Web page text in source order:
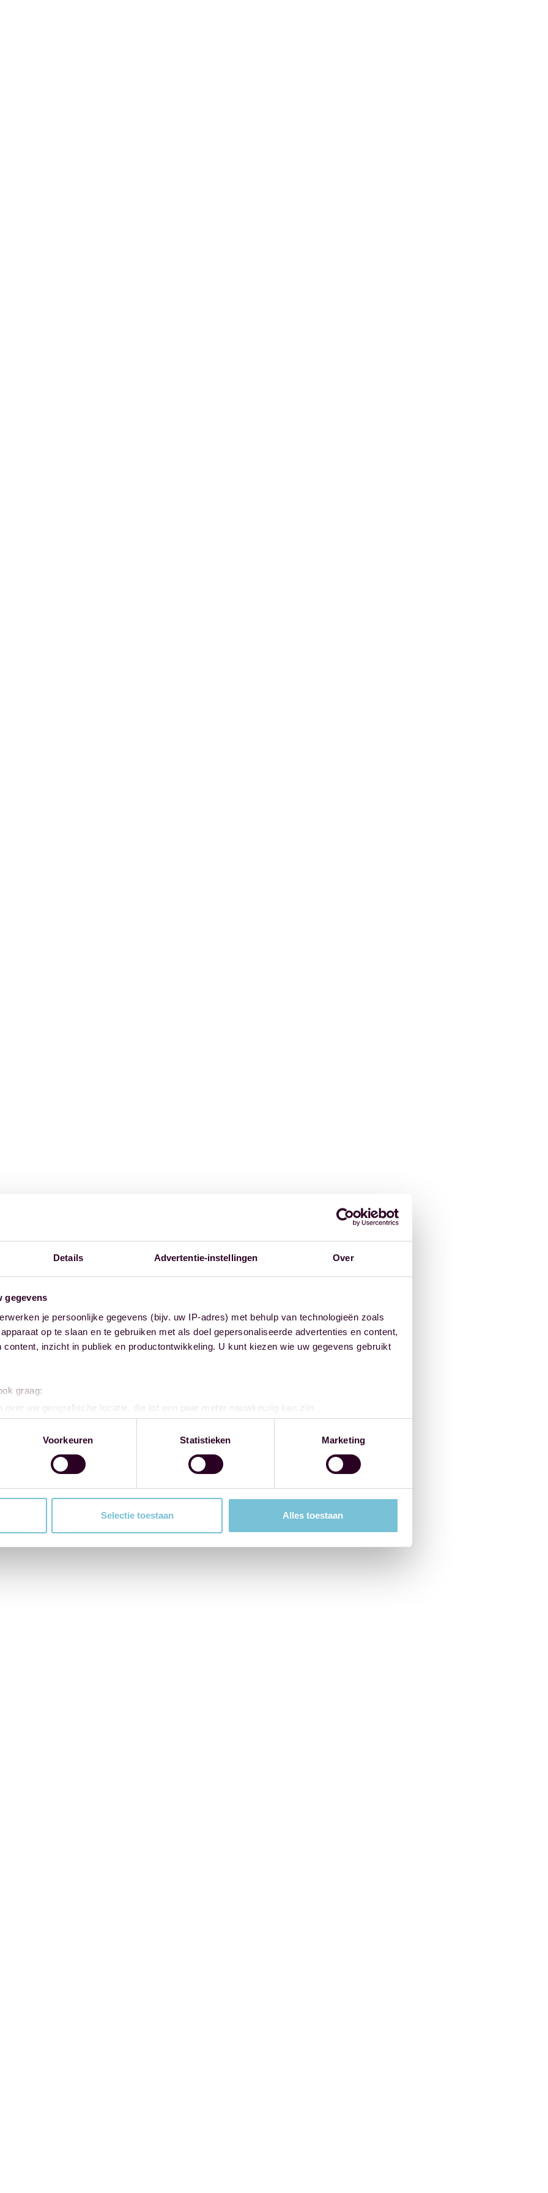
Details Advertentie-instellingen Over
gegevens
je persoonlijke gegevens (bijv. uw IP-adres) met behulp van technologieën zoals
op te slaan en te gebruiken met als doel gepersonaliseerde advertenties en content,
content, inzicht in publiek en productontwikkeling. U kunt kiezen wie uw gegevens gebruikt
graag:
over uw geografische locatie, die tot een paar meter nauwkeurig kan zijn
door het actief te scannen op specifieke eigenschappen (fingerprinting)
gegevens worden verwerkt en stel uw voorkeuren in het
detailgedeeltein. U kunt uw
of intrekken in de Cookieverklaring.
Ook delen we informatie over uw gebruik van onze site met onze partners voor social
Deze partners kunnen deze gegevens combineren met andere informatie die u aan ze heeft
Voorkeuren Statistieken Marketing
Selectie toestaan Alles toestaan